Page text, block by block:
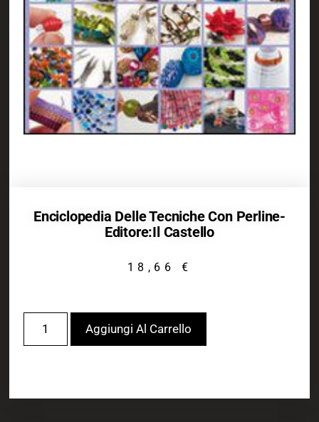
Enciclopedia Delle Tecniche Con Perline-
Editore:Il Castello
18,66 €
Aggiungi Al Carrello